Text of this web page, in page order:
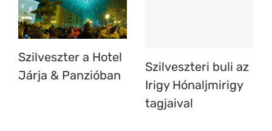
Szilveszter a Hotel
Járja & Panzióban
Szilveszteri buli az
Irigy Hónaljmirigy
tagjaival